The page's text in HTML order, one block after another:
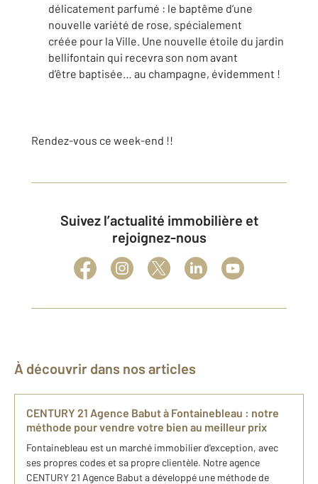
délicatement parfumé : le baptême d’une
nouvelle variété de rose, spécialement
créée pour la Ville. Une nouvelle étoile du jardin
bellifontain qui recevra son nom avant
d’être baptisée… au champagne, évidemment !
Rendez-vous ce week-end !!
Suivez l’actualité immobilière et
rejoignez-nous
À découvrir dans nos articles
CENTURY 21 Agence Babut à Fontainebleau : notre
méthode pour vendre votre bien au meilleur prix
Fontainebleau est un marché immobilier d'exception, avec
ses propres codes et sa propre clientèle. Notre agence
CENTURY 21 Agence Babut a développé une méthode de